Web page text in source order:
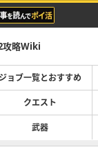
攻略Wiki
ジョブ一覧とおすすめ
クエスト
武器